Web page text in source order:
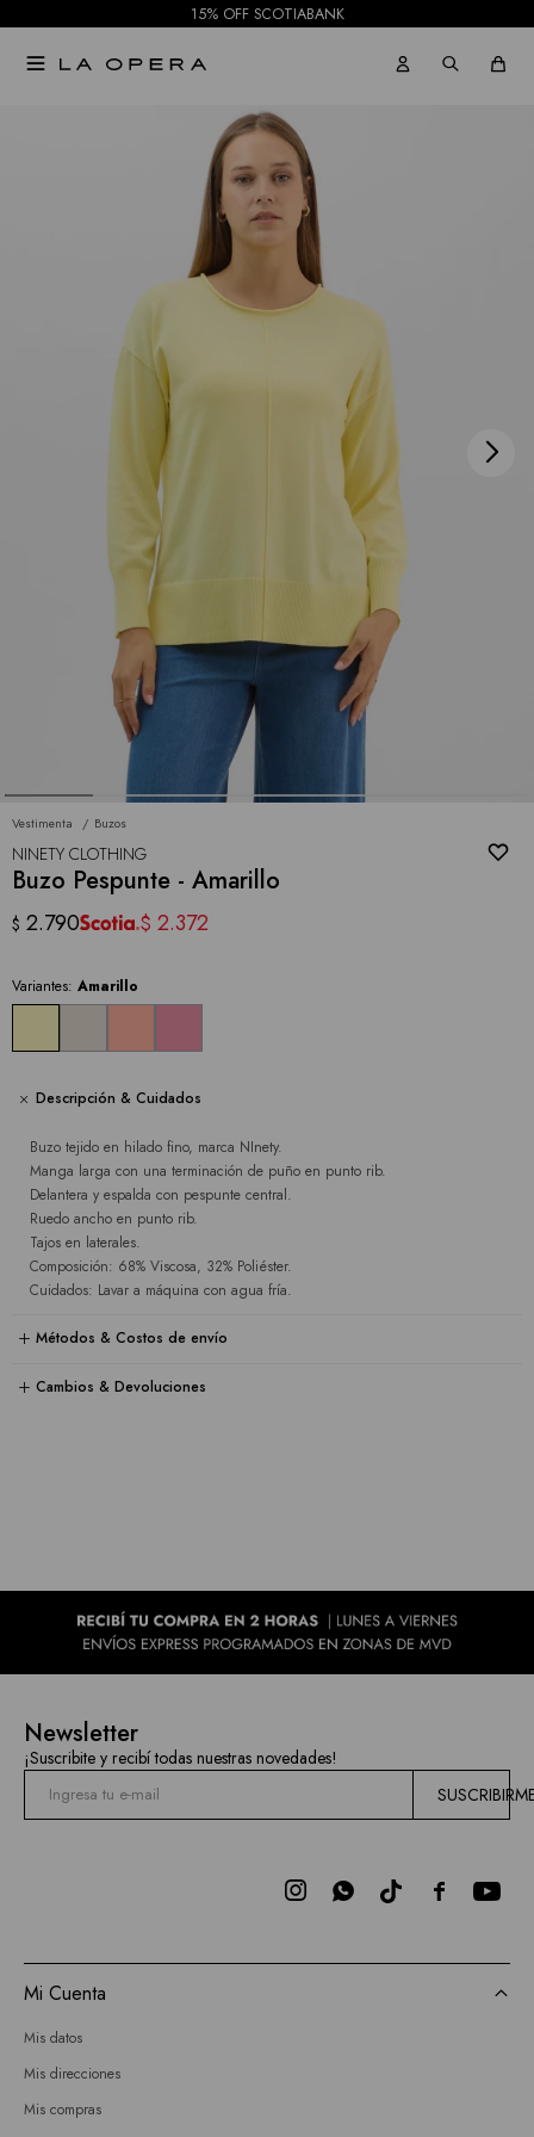
15% OFF SCOTIABANK

Vestimenta Buzos
NINETY CLOTHING
Buzo Pespunte - Amarillo
$ 2.790 $ 2.372
Variantes: Amarillo
Descripción & Cuidados
Buzo tejido en hilado fino, marca NInety.
Manga larga con una terminación de puño en punto rib.
Delantera y espalda con pespunte central.
Ruedo ancho en punto rib.
Tajos en laterales.
Composición: 68% Viscosa, 32% Poliéster.
Cuidados: Lavar a máquina con agua fría.
Métodos & Costos de envío
Cambios & Devoluciones
NOTIFICARME
Newsletter
¡Suscribite y recibí todas nuestras novedades!

 
Mi Cuenta
Mis datos
Mis direcciones
Mis compras